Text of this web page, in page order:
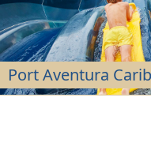
Port Aventura